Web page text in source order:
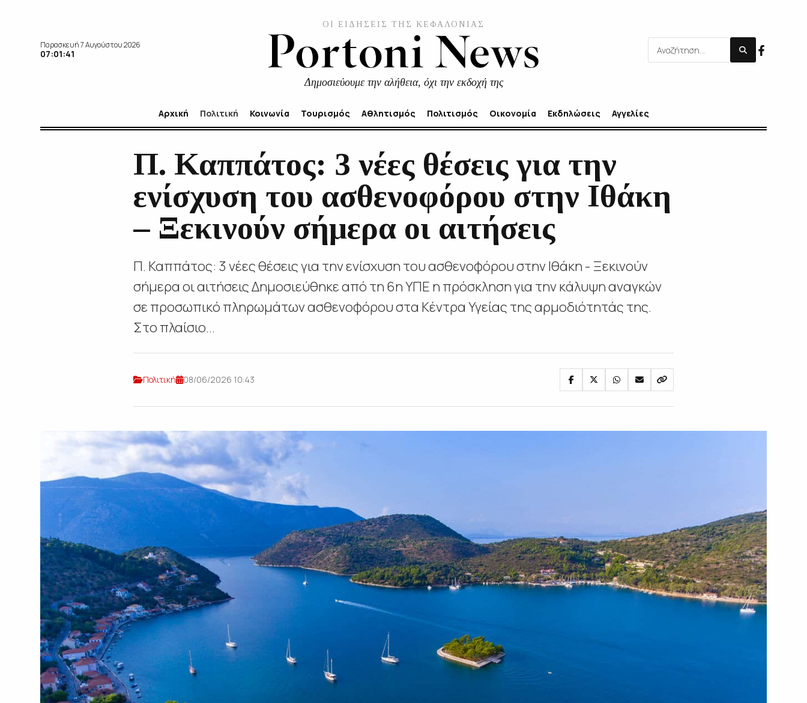
Παρασκευή 7 Αυγούστου 2026
07:01:43
ΟΙ ΕΙΔΗΣΕΙΣ ΤΗΣ ΚΕΦΑΛΟΝΙΑΣ
Δημοσιεύουμε την αλήθεια, όχι την εκδοχή της
Αρχική Πολιτική Κοινωνία Τουρισμός Αθλητισμός Πολιτισμός Οικονομία Εκδηλώσεις Αγγελίες
Π. Καππάτος: 3 νέες θέσεις για την
ενίσχυση του ασθενοφόρου στην Ιθάκη
– Ξεκινούν σήμερα οι αιτήσεις
Π. Καππάτος: 3 νέες θέσεις για την ενίσχυση του ασθενοφόρου στην Ιθάκη - Ξεκινούν
σήμερα οι αιτήσεις Δημοσιεύθηκε από τη 6η ΥΠΕ η πρόσκληση για την κάλυψη αναγκών
σε προσωπικό πληρωμάτων ασθενοφόρου στα Κέντρα Υγείας της αρμοδιότητάς της.
Στο πλαίσιο...
Πολιτική 08/06/2026 10:43